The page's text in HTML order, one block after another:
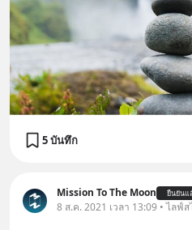
5 บันทึก
Mission To The Moon ยืนยันแ
8 ส.ค. 2021 เวลา 13:09 • ไลฟ์